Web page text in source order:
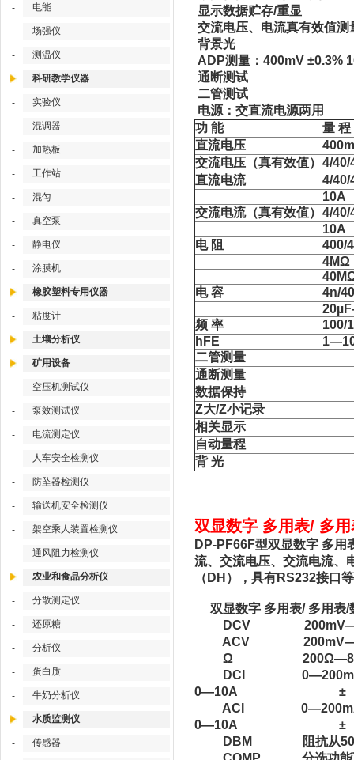
- 电能
- 场强仪
- 测温仪
科研教学仪器
- 实验仪
- 混调器
- 加热板
- 工作站
- 混匀
- 真空泵
- 静电仪
- 涂膜机
橡胶塑料专用仪器
- 粘度计
土壤分析仪
矿用设备
- 空压机测试仪
- 泵效测试仪
- 电流测定仪
- 人车安全检测仪
- 防坠器检测仪
- 输送机安全检测仪
- 架空乘人装置检测仪
- 通风阻力检测仪
农业和食品分析仪
- 分散测定仪
- 还原糖
- 分析仪
- 蛋白质
- 牛奶分析仪
水质监测仪
- 传感器
显示数据贮存/重显
交流电压、电流真有效值测
背景光
ADP测量：400mV ±0.3%
通断测试
二管测试
电源：交直流电源两用
功 能
量 程
直流电压
交流电压（真有效值） 4/40/
直流电流
4/40/
10A
交流电流（真有效值） 4/40/
10A
电 阻
400/
4MΩ
电 容
4n/
频 率
100/
hFE
二管测量
通断测量
数据保持
Z大/Z小记录
相关显示
自动量程
背 光
双显数字 多用表/ 多
DP-PF66F型双显数字 多
流、交流电压、交流电流、
（DH），具有RS232接口
双显数字 多用表/ 多用
DCV
ACV
Ω 200Ω—800V
DCI 0—200mA
0—10A ±（0.6%
ACI 0—200mA
0—10A ±（0.8%
DBM 阻抗从